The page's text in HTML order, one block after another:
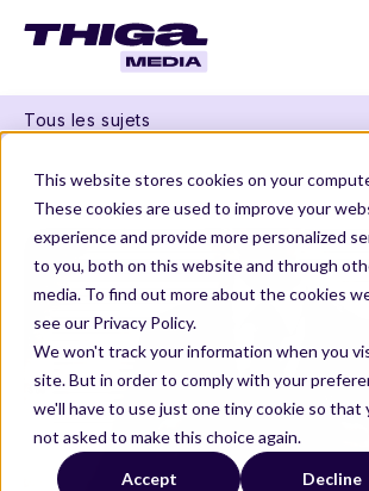
This website stores cookies on your
These cookies are used to improve your
experience and provide more personalized
to you, both on this website and through
media. To find out more about the cookies
see our Privacy Policy.
We won't track your information when you
site. But in order to comply with your
we'll have to use just one tiny cookie so that
not asked to make this choice again.
Accept Decline
Tous les sujets
Thiga Media
Product Management